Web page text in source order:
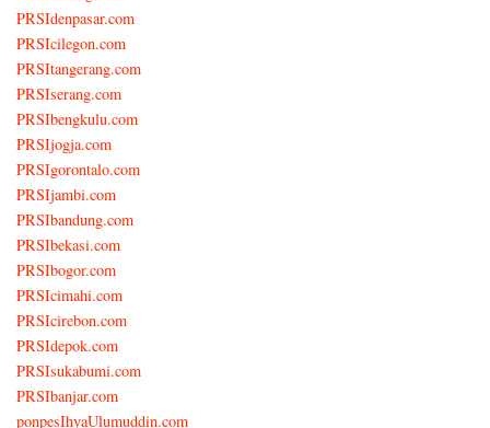
PRSIdenpasar.com
PRSIcilegon.com
PRSItangerang.com
PRSIserang.com
PRSIbengkulu.com
PRSIjogja.com
PRSIgorontalo.com
PRSIjambi.com
PRSIbandung.com
PRSIbekasi.com
PRSIbogor.com
PRSIcimahi.com
PRSIcirebon.com
PRSIdepok.com
PRSIsukabumi.com
PRSIbanjar.com
ponpesIhyaUlumuddin.com